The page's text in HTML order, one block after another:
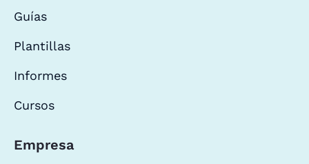
Guías
Plantillas
Informes
Cursos
Empresa